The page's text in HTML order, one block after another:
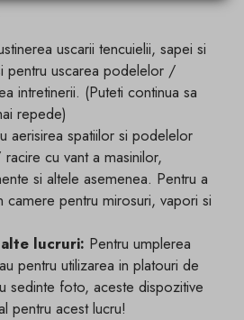
uscarii tencuielii, sapei si
pentru uscarea podelelor /
intretinerii. (Puteti continua sa
repede)
aerisirea spatiilor si podelelor
cu vant a masinilor,
si altele asemenea. Pentru a
camere pentru mirosuri, vapori si
lucruri: Pentru umplerea
pentru utilizarea in platouri de
sedinte foto, aceste dispozitive
pentru acest lucru!